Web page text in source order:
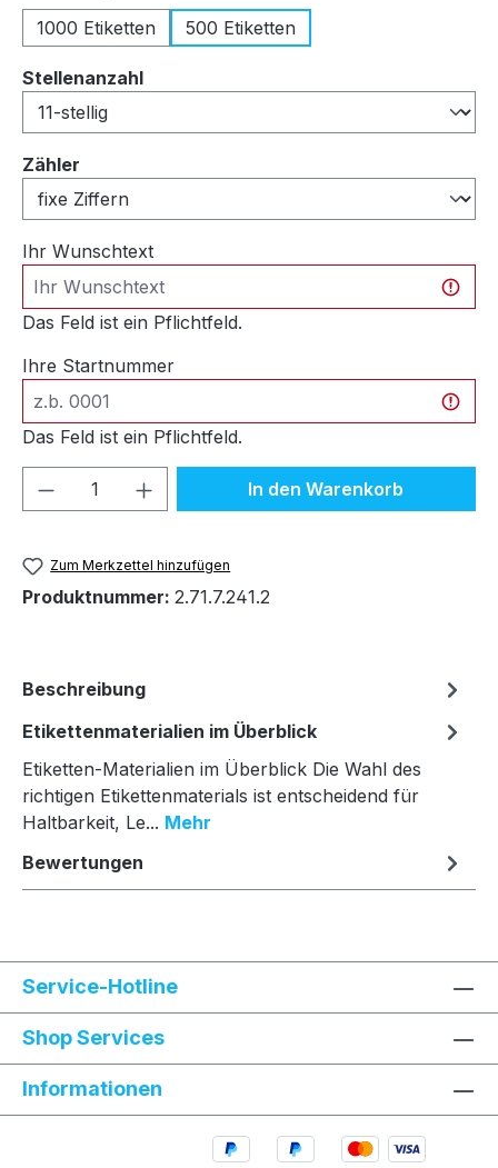
1000 Etiketten
500 Etiketten
Stellenanzahlauswählen
Zähler
Ihr Wunschtext
Das Feld ist ein Pflichtfeld.
Ihre Startnummer
Das Feld ist ein Pflichtfeld.
Produkt Anzahl: Gib denIn den Warenkorb
Zum Merkzettel hinzufügen
Produktnummer: 2.71.7.241.2
Beschreibung
Etikettenmaterialien im Überblick
Etiketten-Materialien im Überblick Die Wahl des
richtigen Etikettenmaterials ist entscheidend für
Haltbarkeit, Le... Mehr
Bewertungen
Service-Hotline
Shop Services
Informationen